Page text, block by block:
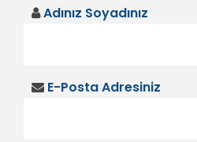
Adınız Soyadınız
E-Posta Adresiniz